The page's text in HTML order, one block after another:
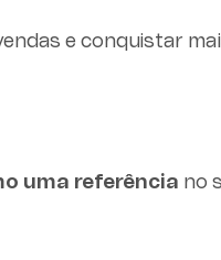
e conquistar
uma referência no